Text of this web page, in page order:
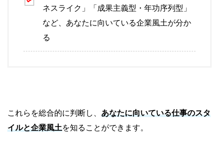
ネスライク」「成果主義型・年功序列型」
など、 あなたに向いている企業風土が分か
る
これらを総合的に判断し、 あなたに向いている仕事のスタ
イルと企業風土を知ることができます。